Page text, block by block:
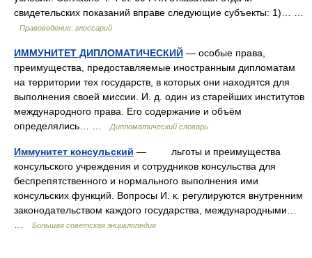
свидетельских показаний вправе следующие субъекты: 1)… …
Правоведение: глоссарий
ИММУНИТЕТ ДИПЛОМАТИЧЕСКИЙ — особые права,
преимущества, предоставляемые иностранным дипломатам
на территории тех государств, в которых они находятся для
выполнения своей миссии. И. д. один из старейших институтов
международного права. Его содержание и объём
определялись… …
Дипломатический словарь
Иммунитет консульский — льготы и преимущества
консульского учреждения и сотрудников консульства для
беспрепятственного и нормального выполнения ими
консульских функций. Вопросы И. к. регулируются внутренним
законодательством каждого государства, международными…
Большая советская энциклопедия